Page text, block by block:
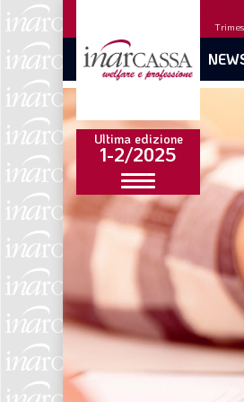
Ultima edizione
1-2/2025